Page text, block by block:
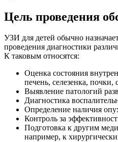
Цель проведения
УЗИ для детей обычно
проведения диагностики
К таковым относятся:
Оценка состояния
печень, селезенка, почки,
Выявление патологий
Диагностика
Определение наличия
Контроль за
Подготовка к другим
например, к